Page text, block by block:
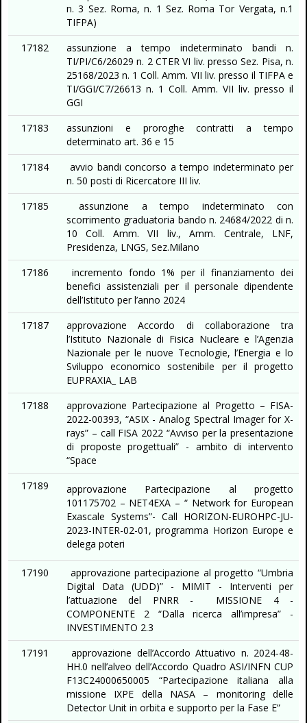
n. 3 Sez. Roma, n. 1 Sez. Roma Tor Vergata, n.1
TIFPA)
17182
assunzione a tempo indeterminato bandi n.
TI/PI/C6/26029 n. 2 CTER VI liv. presso Sez. Pisa, n.
25168/2023 n. 1 Coll. Amm. VII liv. presso il TIFPA e
TI/GGI/C7/26613 n. 1 Coll. Amm. VII liv. presso il
GGI
17183
assunzioni e proroghe contratti a tempo
determinato art. 36 e 15
17184
avvio bandi concorso a tempo indeterminato per
n. 50 posti di Ricercatore III liv.
17185
assunzione a tempo indeterminato con
scorrimento graduatoria bando n. 24684/2022 di n.
10 Coll. Amm. VII liv., Amm. Centrale, LNF,
Presidenza, LNGS, Sez.Milano
17186
incremento fondo 1% per il finanziamento dei
benefici assistenziali per il personale dipendente
dell’Istituto per l’anno 2024
17187
approvazione Accordo di collaborazione tra
l’Istituto Nazionale di Fisica Nucleare e l’Agenzia
Nazionale per le nuove Tecnologie, l’Energia e lo
Sviluppo economico sostenibile per il progetto
EUPRAXIA_ LAB
17188
approvazione Partecipazione al Progetto – FISA-
2022-00393, “ASIX - Analog Spectral Imager for X-
rays” – call FISA 2022 “Avviso per la presentazione
di proposte progettuali” - ambito di intervento
“Space
17189
approvazione Partecipazione al progetto
101175702 – NET4EXA – “ Network for European
Exascale Systems”- Call HORIZON-EUROHPC-JU-
2023-INTER-02-01, programma Horizon Europe e
delega poteri
17190
approvazione partecipazione al progetto “Umbria
Digital Data (UDD)” - MIMIT - Interventi per
l’attuazione del PNRR - MISSIONE 4 -
COMPONENTE 2 “Dalla ricerca all’impresa” -
INVESTIMENTO 2.3
17191
approvazione dell’Accordo Attuativo n. 2024-48-
HH.0 nell’alveo dell’Accordo Quadro ASI/INFN CUP
F13C24000650005 “Partecipazione italiana alla
missione IXPE della NASA – monitoring delle
Detector Unit in orbita e supporto per la Fase E”